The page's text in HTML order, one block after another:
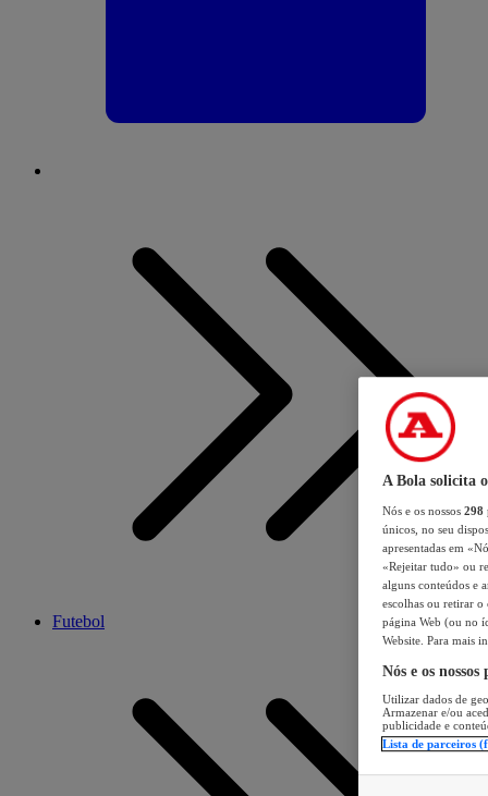
Futebol
A Bola solicita
Nós e os nossos 298
únicos, no seu
apresentadas em
«Rejeitar tudo» ou
alguns conteúdos e
escolhas ou retirar
página Web (ou no
Website. Para mais
Nós e os
Utilizar dados de
Armazenar e/ou
publicidade e
Lista de parceiros